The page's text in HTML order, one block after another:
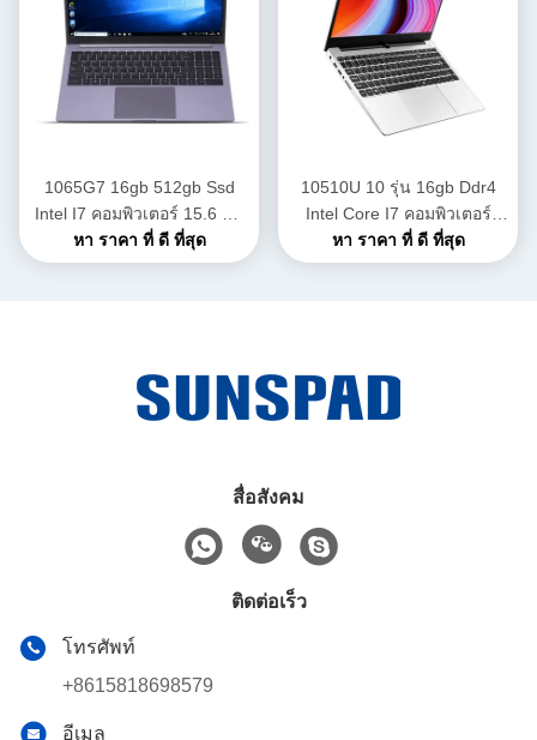
1065G7 16gb 512gb Ssd
Intel I7 คอมพิวเตอร์ 15.6 นิ้ว
อลูมิเนียม เคส พร้อมลายนิ้วมือ
หา ราคา ที่ ดี ที่สุด
10510U 10 รุ่น 16gb Ddr4
Intel Core I7 คอมพิวเตอร์
แล็ปท็อป all in one pc i7 16gb
ram ssd 512GB
หา ราคา ที่ ดี ที่สุด
สื่อสังคม
ติดต่อเร็ว
โทรศัพท์
+8615818698579
อีเมล